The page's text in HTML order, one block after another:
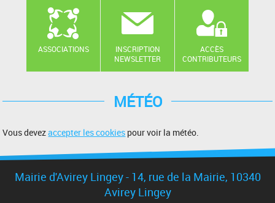
ASSOCIATIONS
INSCRIPTION
NEWSLETTER
ACCÈS
CONTRIBUTEURS
MÉTÉO
Vous devezaccepter les cookies pour voir la météo.
Mairie d'Avirey Lingey - 14, rue de la Mairie, 10340
Avirey Lingey